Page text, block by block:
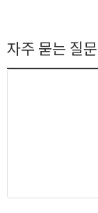
자주 묻는 질문